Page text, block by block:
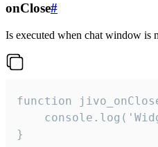
onClose#
Is executed when chat window is
function
}